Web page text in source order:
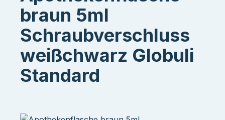
braun 5ml
Schraubverschluss
weißchwarz Globuli
Standard